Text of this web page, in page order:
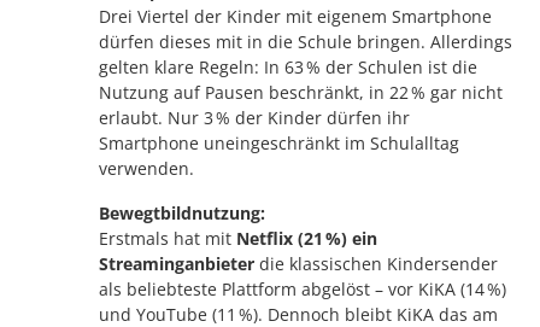
Drei Viertel der Kinder mit eigenem Smartphone
dürfen dieses mit in die Schule bringen. Allerdings
gelten klare Regeln: In 63 % der Schulen ist die
Nutzung auf Pausen beschränkt, in 22 % gar nicht
erlaubt. Nur 3 % der Kinder dürfen ihr
Smartphone uneingeschränkt im Schulalltag
verwenden.
Bewegtbildnutzung:
Erstmals hat mit Netflix (21 %) ein
Streaminganbieter die klassischen Kindersender
als beliebteste Plattform abgelöst – vor KiKA (14 %)
und YouTube (11 %). Dennoch bleibt KiKA das am